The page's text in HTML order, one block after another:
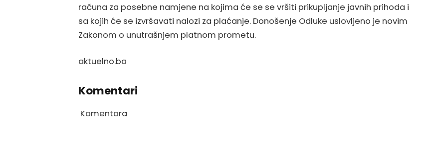
računa za posebne namjene na kojima će se se vršiti prikupljanje javnih prihoda i
sa kojih će se izvršavati nalozi za plaćanje. Donošenje Odluke uslovljeno je novim
Zakonom o unutrašnjem platnom prometu.
aktuelno.ba
Komentari
Komentara